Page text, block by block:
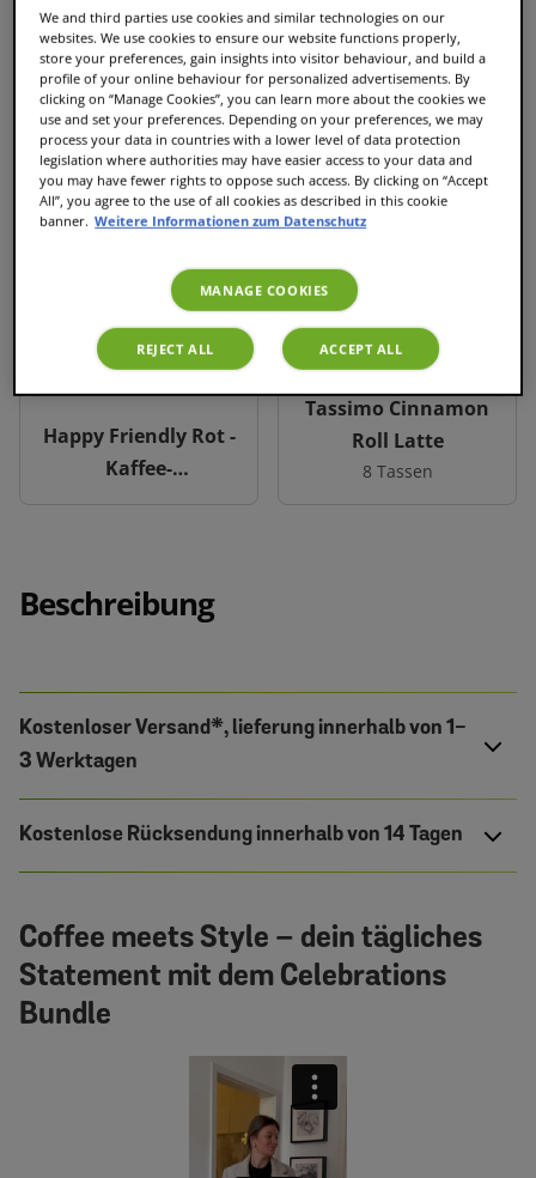
€ 44,90
In den Warenkorb
Im Paket enthalten
Happy Friendly Rot -
Kaffee-
Tassimo Cinnamon
Roll Latte
8 Tassen
Beschreibung
Kostenloser Versand*, lieferung innerhalb von 1-
3 Werktagen
Kostenlose Rücksendung innerhalb von 14 Tagen
Coffee meets Style – dein tägliches
Statement mit dem Celebrations
Bundle
We and third parties use cookies and similar technologies on our
websites. We use cookies to ensure our website functions properly,
store your preferences, gain insights into visitor behaviour, and build a
profile of your online behaviour for personalized advertisements. By
clicking on “Manage Cookies”, you can learn more about the cookies we
use and set your preferences. Depending on your preferences, we may
process your data in countries with a lower level of data protection
legislation where authorities may have easier access to your data and
you may have fewer rights to oppose such access. By clicking on “Accept
All”, you agree to the use of all cookies as described in this cookie
banner. Weitere Informationen zum Datenschutz
MANAGE COOKIES
REJECT ALL ACCEPT ALL